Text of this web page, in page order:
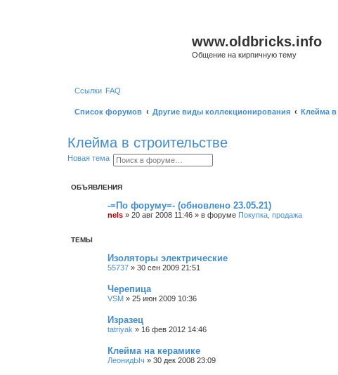
www.oldbricks.info
Общение на кирпичную тему
Ссылки FAQ
Список форумов Другие виды коллекционирования
Клейма в
Клейма в строительстве
Новая тема П
о
к
Р
а
и
е
н
о
и
к
ОБЪЯВЛЕНИЯ
-=По форуму=- (обновлено 23.05.21)
nels » 20 авг 2008 11:46 » в форуме Покупка, продажа
ТЕМЫ
Изоляторы электрические
55737 » 30 сен 2009 21:51
Черепица
VSM » 25 июн 2009 10:36
Изразец
tatriyak » 16 фев 2012 14:46
Клейма на керамике
ЛеонидЫч » 30 дек 2008 23:09